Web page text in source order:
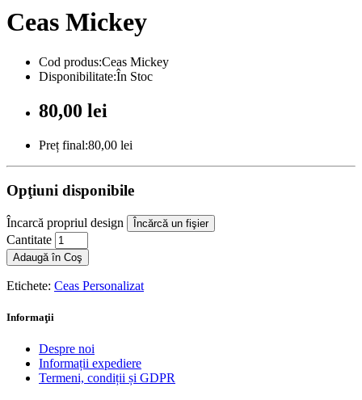
Ceas Mickey
Cod produs:Ceas Mickey
Disponibilitate:În Stoc
80,00 lei
Preț final:80,00 lei
Opţiuni disponibile
Încarcă propriul design Încărcă un fişier
Cantitate
Adaugă în Coş
Etichete: Ceas Personalizat
Informaţii
Despre noi
Informații expediere
Termeni, condiții și GDPR